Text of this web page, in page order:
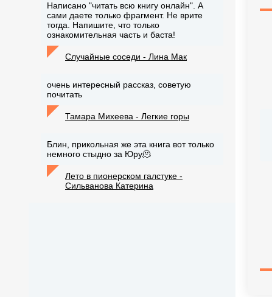
Написано "читать всю книгу онлайн". А
сами даете только фрагмент. Не врите
тогда. Напишите, что только
ознакомительная часть и баста!
Случайные соседи - Лина Мак
очень интересный рассказ, советую
почитать
Тамара Михеева - Легкие горы
Блин, прикольная же эта книга вот только
немного стыдно за Юру🫠
Лето в пионерском галстуке -
Сильванова Катерина